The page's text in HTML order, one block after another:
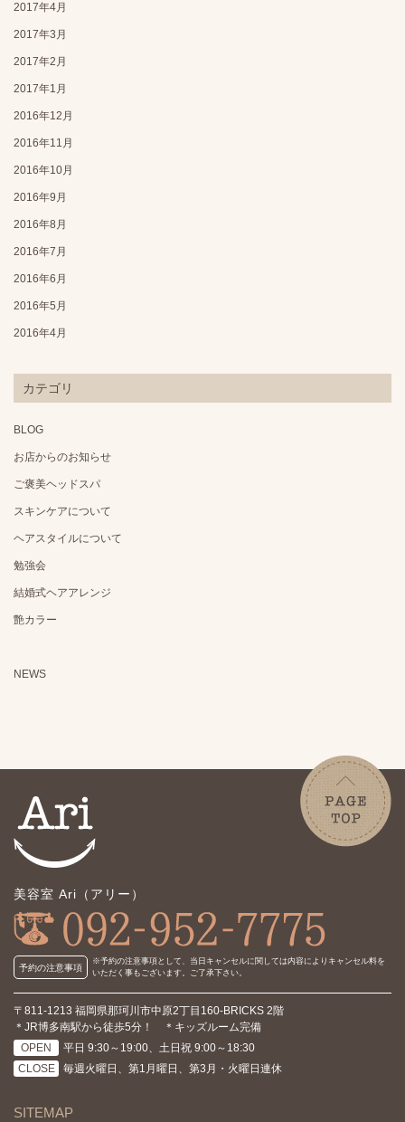
2017年4月
2017年3月
2017年2月
2017年1月
2016年12月
2016年11月
2016年10月
2016年9月
2016年8月
2016年7月
2016年6月
2016年5月
2016年4月
カテゴリ
BLOG
お店からのお知らせ
ご褒美ヘッドスパ
スキンケアについて
ヘアスタイルについて
勉強会
結婚式ヘアアレンジ
艶カラー
NEWS
美容室 Ari（アリー）
予約の注意事項
※予約の注意事項として、当日キャンセルに関しては内容により キャンセル料を
いただく事もございます。ご了承下さい。
〒811-1213 福岡県那珂川市中原2丁目160-BRICKS 2階
＊JR博多南駅から徒歩5分！ ＊キッズルーム完備
OPEN
平日 9:30～19:00、土日祝 9:00～18:30
CLOSE
毎週火曜日、第1月曜日、第3月・火曜日連休
SITEMAP